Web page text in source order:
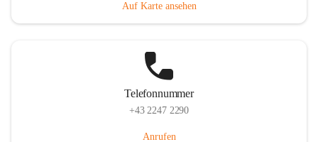
Auf Karte ansehen
Telefonnummer
+43 2247 2290
Anrufen